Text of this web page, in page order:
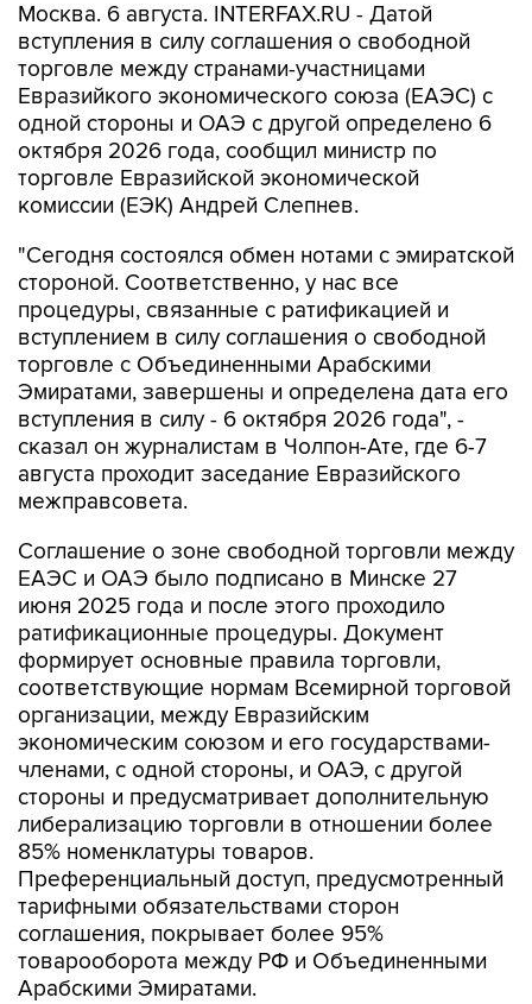
Москва. 6 августа. INTERFAX.RU - Датой
вступления в силу соглашения о свободной
торговле между странами-участницами
Евразийкого экономического союза (ЕАЭС) с
одной стороны и ОАЭ с другой определено 6
октября 2026 года, сообщил министр по
торговле Евразийской экономической
комиссии (ЕЭК) Андрей Слепнев.
"Сегодня состоялся обмен нотами с эмиратской
стороной. Соответственно, у нас все
процедуры, связанные с ратификацией и
вступлением в силу соглашения о свободной
торговле с Объединенными Арабскими
Эмиратами, завершены и определена дата его
вступления в силу - 6 октября 2026 года", -
сказал он журналистам в Чолпон-Ате, где 6-7
августа проходит заседание Евразийского
межправсовета.
Соглашение о зоне свободной торговли между
ЕАЭС и ОАЭ было подписано в Минске 27
июня 2025 года и после этого проходило
ратификационные процедуры. Документ
формирует основные правила торговли,
соответствующие нормам Всемирной торговой
организации, между Евразийским
экономическим союзом и его государствами-
членами, с одной стороны, и ОАЭ, с другой
стороны и предусматривает дополнительную
либерализацию торговли в отношении более
85% номенклатуры товаров.
Преференциальный доступ, предусмотренный
тарифными обязательствами сторон
соглашения, покрывает более 95%
товарооборота между РФ и Объединенными
Арабскими Эмиратами.